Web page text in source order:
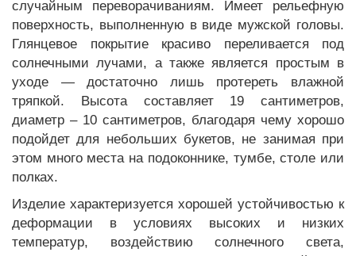
случайным переворачиваниям. Имеет рельефную
поверхность, выполненную в виде мужской головы.
Глянцевое покрытие красиво переливается под
солнечными лучами, а также является простым в
уходе — достаточно лишь протереть влажной
тряпкой. Высота составляет 19 сантиметров,
диаметр – 10 сантиметров, благодаря чему хорошо
подойдет для небольших букетов, не занимая при
этом много места на подоконнике, тумбе, столе или
полках.
Изделие характеризуется хорошей устойчивостью к
деформации в условиях высоких и низких
температур, воздействию солнечного света,